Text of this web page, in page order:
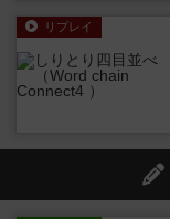
リプレイ